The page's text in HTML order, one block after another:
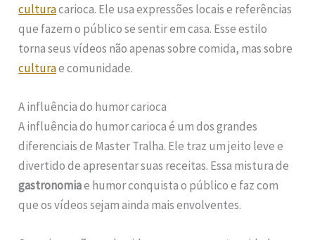
culturacarioca. Ele usa expressões locais e referências
que fazem o público se sentir em casa. Esse estilo
torna seus vídeos não apenas sobre comida, mas sobre
culturae comunidade.
A influência do humor carioca
A influência do humor carioca é um dos grandes
diferenciais de Master Tralha. Ele traz um jeito leve e
divertido de apresentar suas receitas. Essa mistura de
gastronomiae humor conquista o público e faz com
que os vídeos sejam ainda mais envolventes.